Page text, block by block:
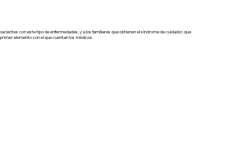
con este tipo de enfermedades, y a los familiares que obtienen el síndrome de cuidador, que
elemento con el que cuentan los médicos.